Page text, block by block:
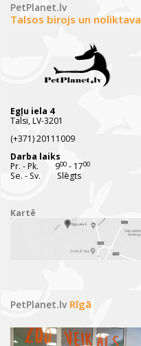
PetPlanet.lv
Talsos birojs un noliktava
Egļu iela 4
Talsi, LV-3201
(+371) 20111009
Darba laiks
Pr. - Pk. 900 - 1700
Se. - Sv. Slēgts
Kartē
PetPlanet.lv Rīgā